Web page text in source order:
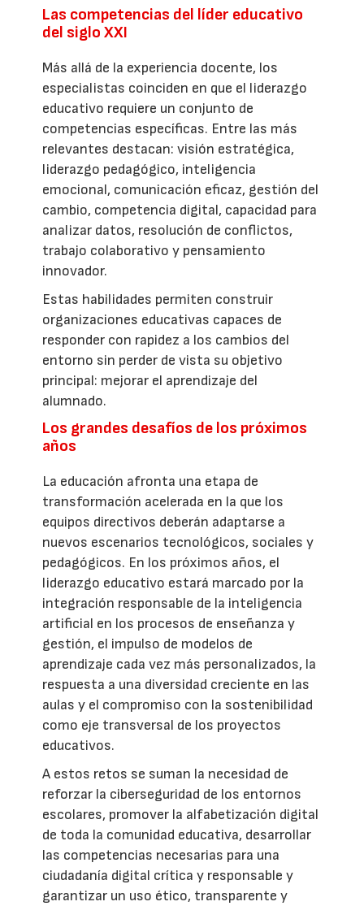
Las competencias del líder educativo
del siglo XXI
Más allá de la experiencia docente, los
especialistas coinciden en que el liderazgo
educativo requiere un conjunto de
competencias específicas. Entre las más
relevantes destacan: visión estratégica,
liderazgo pedagógico, inteligencia
emocional, comunicación eficaz, gestión del
cambio, competencia digital, capacidad para
analizar datos, resolución de conflictos,
trabajo colaborativo y pensamiento
innovador.
Estas habilidades permiten construir
organizaciones educativas capaces de
responder con rapidez a los cambios del
entorno sin perder de vista su objetivo
principal: mejorar el aprendizaje del
alumnado.
Los grandes desafíos de los próximos
años
La educación afronta una etapa de
transformación acelerada en la que los
equipos directivos deberán adaptarse a
nuevos escenarios tecnológicos, sociales y
pedagógicos. En los próximos años, el
liderazgo educativo estará marcado por la
integración responsable de la inteligencia
artificial en los procesos de enseñanza y
gestión, el impulso de modelos de
aprendizaje cada vez más personalizados, la
respuesta a una diversidad creciente en las
aulas y el compromiso con la sostenibilidad
como eje transversal de los proyectos
educativos.
A estos retos se suman la necesidad de
reforzar la ciberseguridad de los entornos
escolares, promover la alfabetización digital
de toda la comunidad educativa, desarrollar
las competencias necesarias para una
ciudadanía digital crítica y responsable y
garantizar un uso ético, transparente y